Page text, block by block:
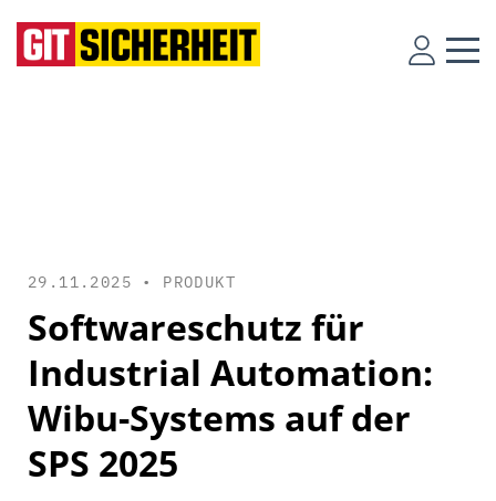
29.11.2025 • PRODUKT
Softwareschutz für
Industrial Automation:
Wibu-Systems auf der
SPS 2025